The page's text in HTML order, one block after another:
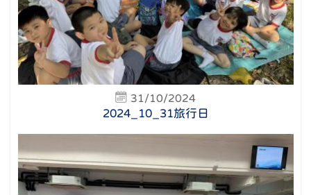
31/10/2024
2024_10_31旅行日